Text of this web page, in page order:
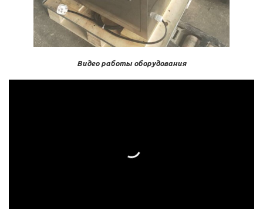
Видео работы оборудования